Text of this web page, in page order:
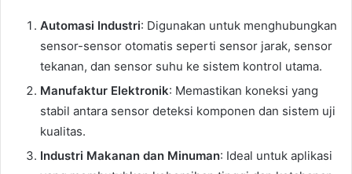
Automasi Industri: Digunakan untuk menghubungkan
sensor-sensor otomatis seperti sensor jarak, sensor
tekanan, dan sensor suhu ke sistem kontrol utama.
Manufaktur Elektronik: Memastikan koneksi yang
stabil antara sensor deteksi komponen dan sistem uji
kualitas.
Industri Makanan dan Minuman: Ideal untuk aplikasi